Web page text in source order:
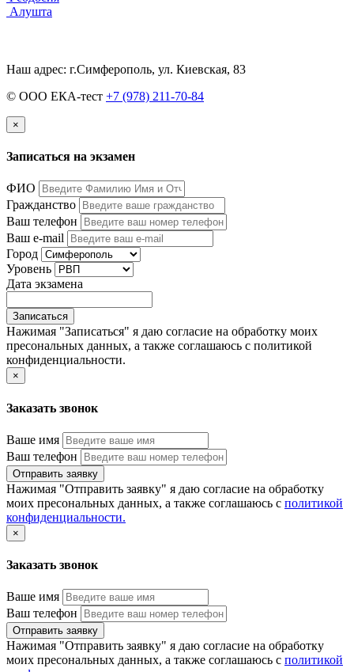
Алушта
Наш адрес: г.Симферополь, ул. Киевская, 83
© OOO ЕКА-тест +7 (978) 211-70-84
×
Записаться на экзамен
ФИО
Гражданство
Ваш телефон
Ваш e-mail
Город
Уровень
Дата экзамена
Записаться
Нажимая "Записаться" я даю согласие на обработку моих
пресональных данных, а также соглашаюсь с политикой
конфиденциальности.
×
Заказать звонок
Ваше имя
Ваш телефон
Отправить заявку
Нажимая "Отправить заявку" я даю согласие на обработку
моих пресональных данных, а также соглашаюсь с политикой
конфиденциальности.
×
Заказать звонок
Ваше имя
Ваш телефон
Отправить заявку
Нажимая "Отправить заявку" я даю согласие на обработку
моих пресональных данных, а также соглашаюсь с политикой